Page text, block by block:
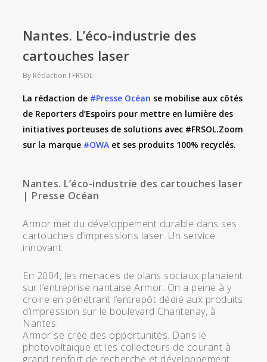
Nantes. L’éco-industrie des
cartouches laser
By Rédaction FRSOL
La rédaction de #Presse Océan se mobilise aux côtés
de Reporters d’Espoirs pour mettre en lumière des
initiatives porteuses de solutions avec #FRSOL.Zoom
sur la marque #OWA et ses produits 100% recyclés.
Nantes. L’éco-industrie des cartouches laser
| Presse Océan
Armor met du développement durable dans ses
cartouches d’impressions laser. Un service
innovant.
En 2004, les menaces de plans sociaux planaient
sur l’entreprise nantaise Armor. On a peine à y
croire en pénétrant l’entrepôt dédié aux produits
d’impression sur le boulevard Chantenay, à
Nantes.
Armor se crée des opportunités. Dans le
photovoltaïque et les collecteurs de courant à
grand renfort de recherche et développement.